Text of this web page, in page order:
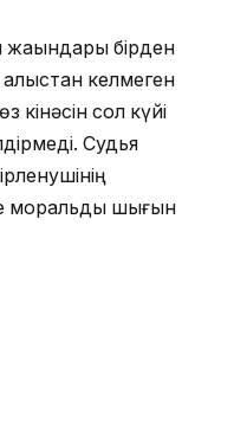
жақындары бірден
келмеген
кінәсін сол күйі
Судья
моральдық шығын